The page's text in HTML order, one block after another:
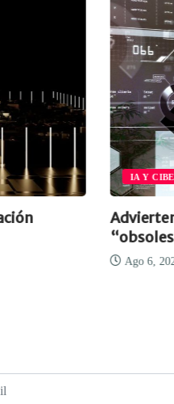
IA Y
Ago 6,